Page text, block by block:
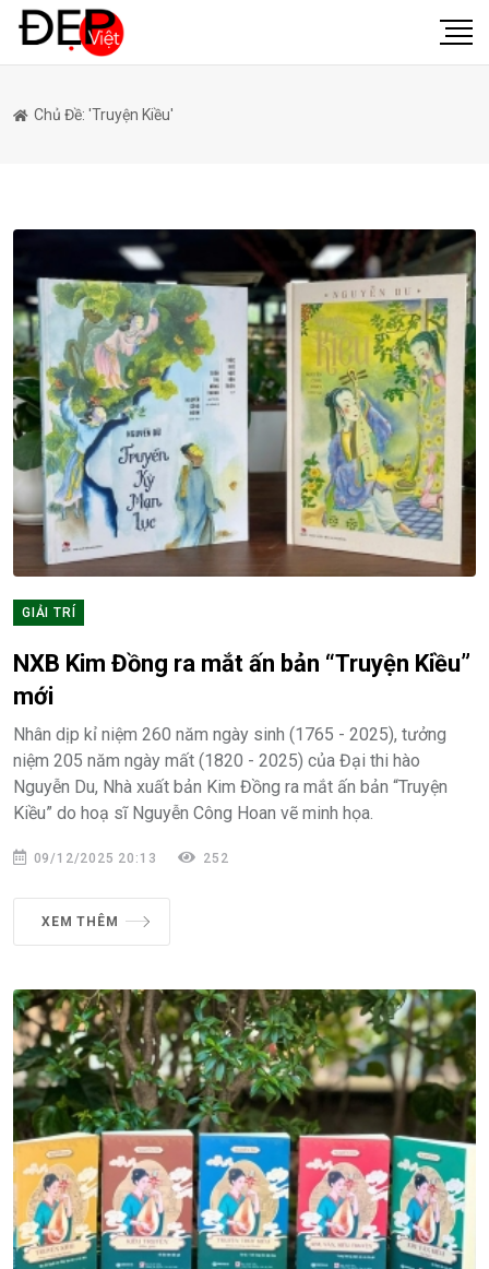
Chủ Đề: 'truyện Kiều'
GIẢI TRÍ
NXB Kim Đồng ra mắt ấn bản “Truyện Kiều”
mới
Nhân dịp kỉ niệm 260 năm ngày sinh (1765 - 2025), tưởng
niệm 205 năm ngày mất (1820 - 2025) của Đại thi hào
Nguyễn Du, Nhà xuất bản Kim Đồng ra mắt ấn bản “Truyện
Kiều” do hoạ sĩ Nguyễn Công Hoan vẽ minh họa.
09/12/2025 20:13 252
XEM THÊM